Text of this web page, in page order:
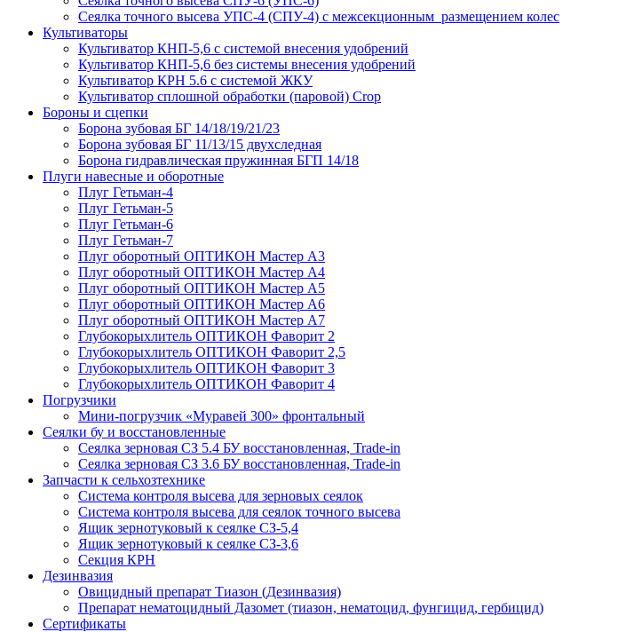
Сеялка точного высева УПС-4 (СПУ-4) с межсекционным размещением колес
Культиваторы
Культиватор КНП-5,6 с системой внесения удобрений
Культиватор КНП-5,6 без системы внесения удобрений
Культиватор КРН 5.6 с системой ЖКУ
Культиватор сплошной обработки (паровой) Crop
Бороны и сцепки
Борона зубовая БГ 14/18/19/21/23
Борона зубовая БГ 11/13/15 двухследная
Борона гидравлическая пружинная БГП 14/18
Плуги навесные и оборотные
Плуг Гетьман-4
Плуг Гетьман-5
Плуг Гетьман-6
Плуг Гетьман-7
Плуг оборотный ОПТИКОН Мастер А3
Плуг оборотный ОПТИКОН Мастер А4
Плуг оборотный ОПТИКОН Мастер А5
Плуг оборотный ОПТИКОН Мастер А6
Плуг оборотный ОПТИКОН Мастер А7
Глубокорыхлитель ОПТИКОН Фаворит 2
Глубокорыхлитель ОПТИКОН Фаворит 2,5
Глубокорыхлитель ОПТИКОН Фаворит 3
Глубокорыхлитель ОПТИКОН Фаворит 4
Погрузчики
Мини-погрузчик «Муравей 300» фронтальный
Сеялки бу и восстановленные
Сеялка зерновая СЗ 5.4 БУ восстановленная, Trade-in
Сеялка зерновая СЗ 3.6 БУ восстановленная, Trade-in
Запчасти к сельхозтехнике
Система контроля высева для зерновых сеялок
Система контроля высева для сеялок точного высева
Ящик зернотуковый к сеялке СЗ-5,4
Ящик зернотуковый к сеялке СЗ-3,6
Секция КРН
Дезинвазия
Овицидный препарат Тиазон (Дезинвазия)
Препарат нематоцидный Дазомет (тиазон, нематоцид, фунгицид, гербицид)
Сертификаты